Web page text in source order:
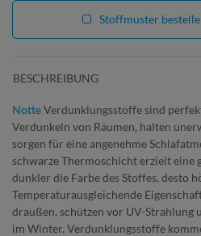
Stoffmuster
BESCHREIBUNG
NotteVerdunklungsstoffe sind
Verdunkeln von Räumen, halten
sorgen für eine angenehme
schwarze Thermoschicht erzielt eine
dunkler die Farbe des Stoffes, desto
Temperaturausgleichende
draußen, schützen vor UV-Strahlung
im Winter. Verdunklungsstoffe